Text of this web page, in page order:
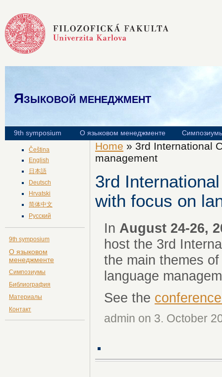
Языковой менеджмент
9th symposium О языковом менеджменте
Čeština
English
日本語
Deutsch
Hrvatski
简体中文
Русский
9th symposium
О языковом
менеджменте
Симпозиумы
Библиография
Материалы
Контакт
Home » 3rd International
management
3rd
with focus on
In August 24-26,
host the 3rd
the main themes
language
See the
admin on 3. October